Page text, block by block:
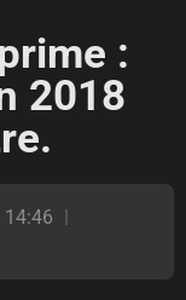
:
2018
14:46